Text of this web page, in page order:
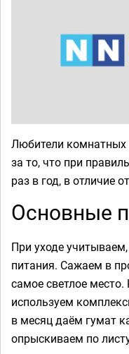
Любители комнатных
за то, что при
раз в год, в отличие
Основные
При уходе
питания. Сажаем в
самое светлое
используем
в месяц даём гумат
опрыскиваем по